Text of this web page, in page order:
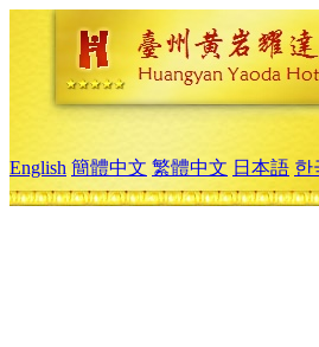
English 簡體中文 繁體中文 日本語 한